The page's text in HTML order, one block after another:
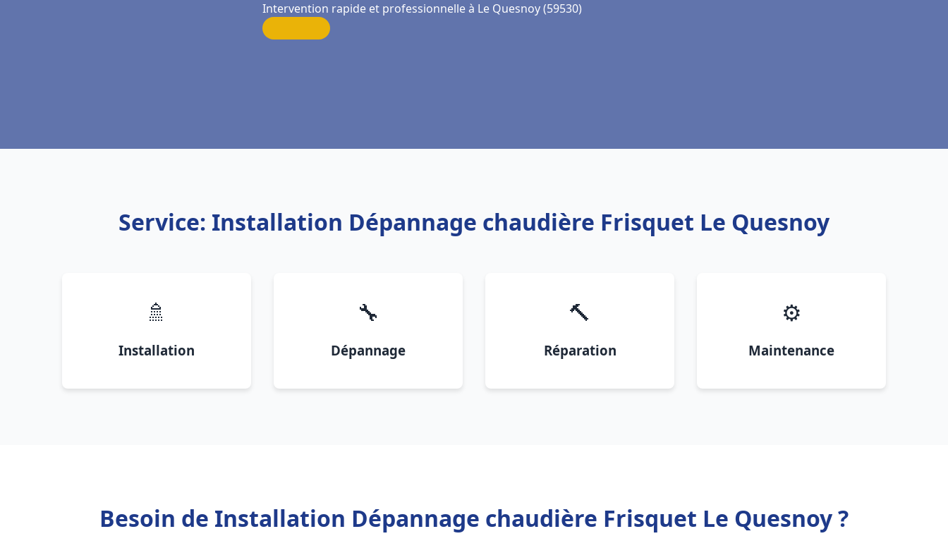
Intervention rapide et professionnelle à Le Quesnoy (59530)
Service: Installation Dépannage chaudière Frisquet Le Quesnoy
🚿
Installation
🔧
Dépannage
🔨
Réparation
⚙️
Maintenance
Besoin de Installation Dépannage chaudière Frisquet Le Quesnoy ?